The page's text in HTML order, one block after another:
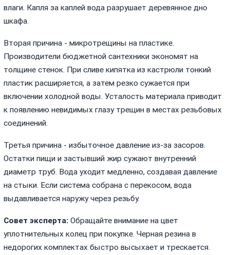
влаги. Капля за каплей вода разрушает деревянное дно
шкафа.
Вторая причина - микротрещины на пластике.
Производители бюджетной сантехники экономят на
толщине стенок. При сливе кипятка из кастрюли тонкий
пластик расширяется, а затем резко сужается при
включении холодной воды. Усталость материала приводит
к появлению невидимых глазу трещин в местах резьбовых
соединений.
Третья причина - избыточное давление из-за засоров.
Остатки пищи и застывший жир сужают внутренний
диаметр труб. Вода уходит медленно, создавая давление
на стыки. Если система собрана с перекосом, вода
выдавливается наружу через резьбу.
Совет эксперта: Обращайте внимание на цвет
уплотнительных колец при покупке. Черная резина в
недорогих комплектах быстро высыхает и трескается.